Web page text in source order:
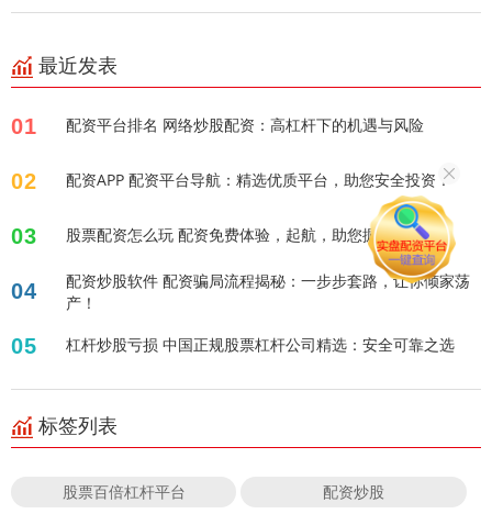
最近发表
01 配资平台排名 网络炒股配资：高杠杆下的机遇与风险
02 配资APP 配资平台导航：精选优质平台，助您安全投资！
03 股票配资怎么玩 配资免费体验，起航，助您掘金股市！
04
配资炒股软件 配资骗局流程揭秘：一步步套路，让你倾家荡
产！
05 杠杆炒股亏损 中国正规股票杠杆公司精选：安全可靠之选
标签列表
股票百倍杠杆平台 配资炒股